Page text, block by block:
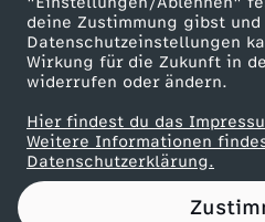
deine Zustimmung gibst
Datenschutzeinstellungen
Wirkung für die Zukunft in
widerrufen oder ändern.
Hier findest du das
Weitere Informationen
Datenschutzerklärung.
b
e
r
i
Partner